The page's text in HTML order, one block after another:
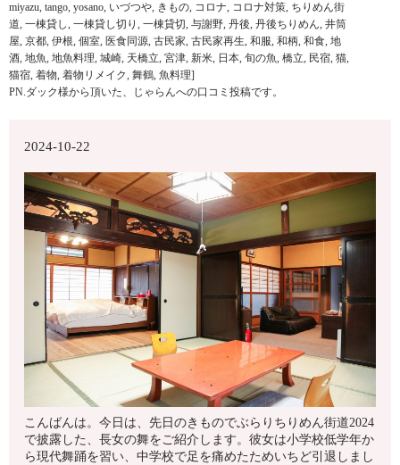
miyazu, tango, yosano, いづつや, きもの, コロナ, コロナ対策, ちりめん街
道, 一棟貸し, 一棟貸し切り , 一棟貸切, 与謝野, 丹後, 丹後ちりめん, 井筒
屋, 京都, 伊根, 個室, 医食同源, 古民家, 古民家再生, 和服, 和柄, 和食, 地
酒, 地魚, 地魚料理, 城崎, 天橋立, 宮津, 新米, 日本, 旬の魚, 橋立, 民宿, 猫,
猫宿, 着物, 着物リメイク, 舞鶴, 魚料理]
PN.ダック様から頂いた、じゃらんへの口コミ投稿です。
2024-10-22
こんばんは。今日は、先日のきものでぶらりちりめん街道2024
で披露した、長女の舞をご紹介します。彼女は小学校低学年か
ら現代舞踊を習い、中学校で足を痛めたためいちど引退しまし